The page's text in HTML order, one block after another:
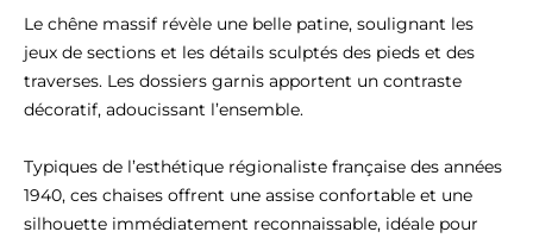
Le chêne massif révèle une belle patine, soulignant les
jeux de sections et les détails sculptés des pieds et des
traverses. Les dossiers garnis apportent un contraste
décoratif, adoucissant l’ensemble.
Typiques de l’esthétique régionaliste française des années
1940, ces chaises offrent une assise confortable et une
silhouette immédiatement reconnaissable, idéale pour